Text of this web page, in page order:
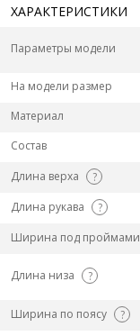
ХАРАКТЕРИСТИКИ
Параметры модели
На модели размер
Материал
Состав
Длина верха
?
Длина рукава
?
Ширина под проймами
Длина низа ?
Ширина по поясу
?